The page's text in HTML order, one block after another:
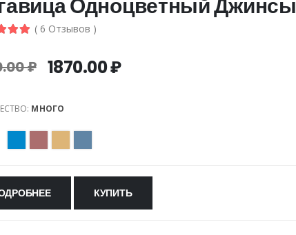
Одноцветный Джинсы
( 6 Отзывов )
₽ 1870.00 ₽
МНОГО
КУПИТЬ